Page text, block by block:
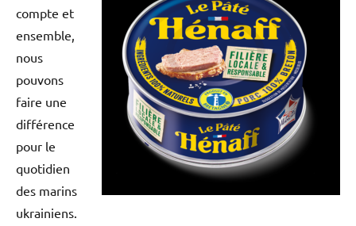
compte et
ensemble,
nous
pouvons
faire une
différence
pour le
quotidien
des marins
ukrainiens.